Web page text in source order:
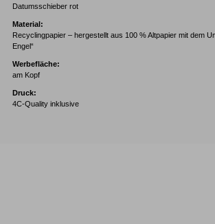
Datumsschieber rot
Material:
Recyclingpapier – hergestellt aus 100 % Altpapier mit dem
Engel“
Werbefläche:
am Kopf
Druck:
4C-Quality inklusive